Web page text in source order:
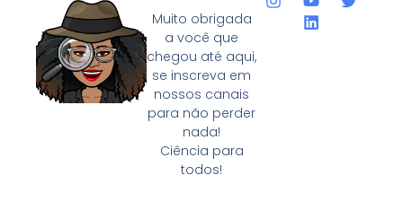
Muito obrigada
a você que
chegou até aqui,
se inscreva em
nossos canais
para não perder
nada!
Ciência para
todos!